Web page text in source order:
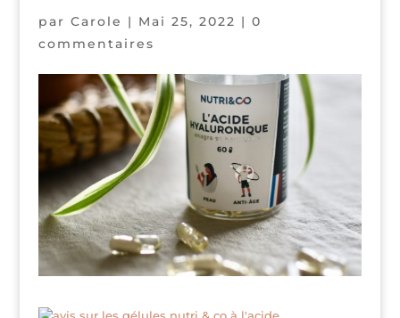
par Carole | Mai 25, 2022 | 0
commentaires